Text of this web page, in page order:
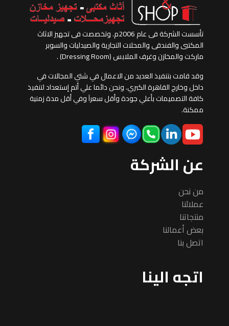
تأسست الشركة فى عام 2006م. وتخصصت فى تجهيز الاثاث
المكتبى والفندقى والمحلات التجارية والصيدليات والسوبر
ماركت والمخازن وغرف الملابس (Dressing Room) .
وقد قامت بتنفيذ العديد من الاعمال في شتي المجالات في
داخل وخارج القاهرة الكبري. ونحن دائما علي أتم إستعداد لتنفيذ
كافة التصميمات بأعلي جودة وأقل سعرآ وفي أقل مدة زمنية
ممكنة.
عن الشركة
من نحن
عملائنا
منتجاتنا
بعض أعمالنا
اتصل بنا
اتجه الينا